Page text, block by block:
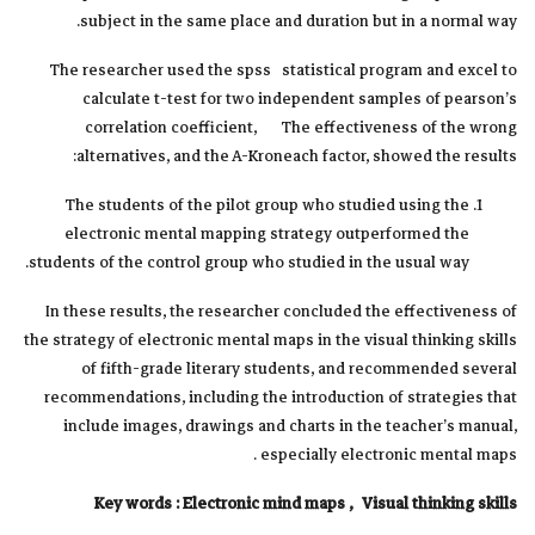
subject in the same place and duration but in a normal way.
The researcher used the spss statistical program and excel to
calculate t-test for two independent samples of pearson’s
correlation coefficient, The effectiveness of the wrong
alternatives, and the A-Kroneach factor, showed the results:
The students of the pilot group who studied using the
electronic mental mapping strategy outperformed the
students of the control group who studied in the usual way.
In these results, the researcher concluded the effectiveness of
the strategy of electronic mental maps in the visual thinking skills
of fifth-grade literary students, and recommended several
recommendations, including the introduction of strategies that
include images, drawings and charts in the teacher’s manual,
especially electronic mental maps .
Key words: Electronic mind maps , Visual thinking skills